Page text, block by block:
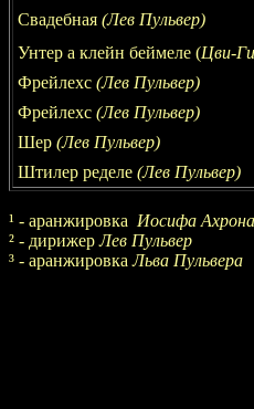
Свадебная (Лев Пульвер)
Унтер а клейн беймеле (Цви-
Фрейлехс (Лев Пульвер)
Фрейлехс (Лев Пульвер)
Шер (Лев Пульвер)
Штилер ределе (Лев Пульвер)
¹ - аранжировка Иосифа
² - дирижерЛев Пульвер
³ - аранжировкаЛьва Пульвера